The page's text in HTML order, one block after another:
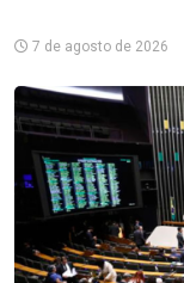
7 de agosto de 2026